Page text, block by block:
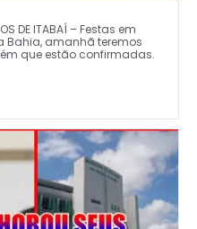
DE ITABAÍ – Festas em
Bahia, amanhã teremos
que estão confirmadas.